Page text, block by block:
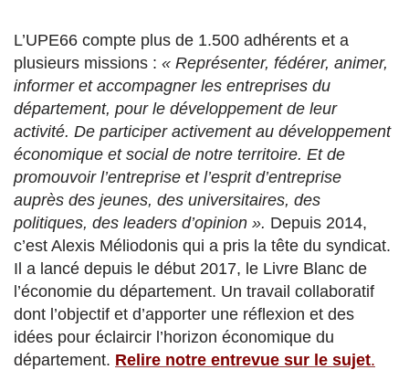
L’UPE66 compte plus de 1.500 adhérents et a
plusieurs missions : « Représenter, fédérer, animer,
informer et accompagner les entreprises du
département, pour le développement de leur
activité. De participer activement au développement
économique et social de notre territoire. Et de
promouvoir l’entreprise et l’esprit d’entreprise
auprès des jeunes, des universitaires, des
politiques, des leaders d’opinion ». Depuis 2014,
c’est Alexis Méliodonis qui a pris la tête du syndicat.
Il a lancé depuis le début 2017, le Livre Blanc de
l’économie du département. Un travail collaboratif
dont l’objectif et d’apporter une réflexion et des
idées pour éclaircir l’horizon économique du
département. Relire notre entrevue sur le sujet.